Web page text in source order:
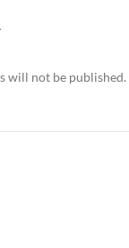
will not be published.